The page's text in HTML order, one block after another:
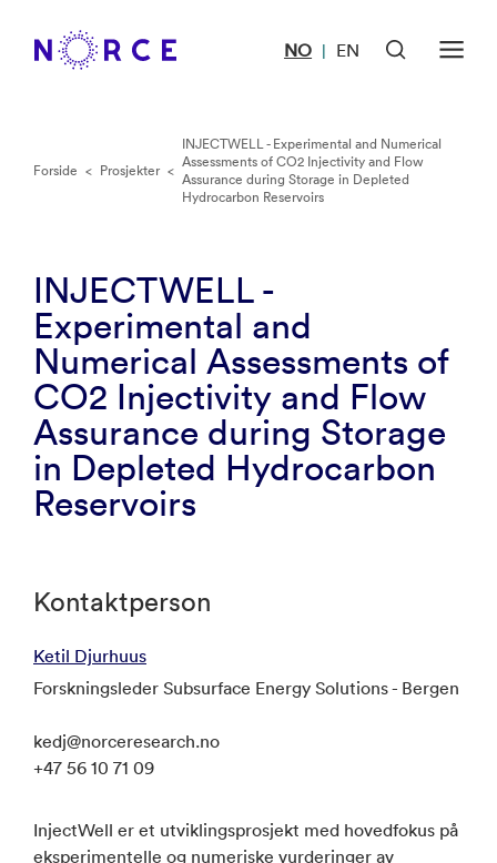
NO | EN
Forside < Prosjekter <
INJECTWELL - Experimental and Numerical
Assessments of CO2 Injectivity and Flow
Assurance during Storage in Depleted
Hydrocarbon Reservoirs
INJECTWELL -
Experimental and
Numerical Assessments of
CO2 Injectivity and Flow
Assurance during Storage
in Depleted Hydrocarbon
Reservoirs
Kontaktperson
Ketil Djurhuus
Forskningsleder Subsurface Energy Solutions - Bergen
kedj@norceresearch.no
+47 56 10 71 09
InjectWell er et utviklingsprosjekt med hovedfokus på
eksperimentelle og numeriske vurderinger av